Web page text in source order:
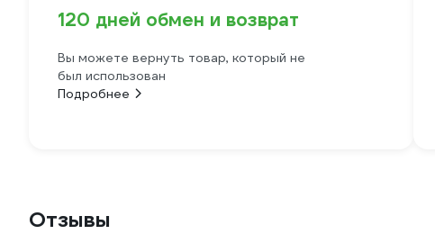
120 дней обмен и возврат
Вы можете вернуть товар, который не
был использован
Подробнее
Отзывы